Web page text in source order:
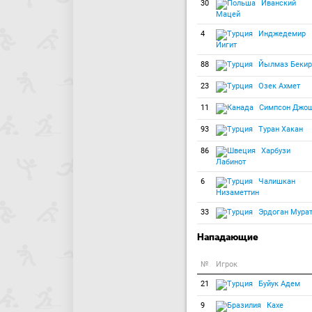
30
Иванский
Мацей
4
Инджедемир
Йигит
88 Йылмаз Бекир
23 Озек Ахмет
11 Симпсон
93 Туран Хакан
86
Харбузи
Лабинот
6
Чалишкан
Низаметтин
33 Эрдоган Мурат
Нападающие
№ Игрок
21 Буйук Адем
9 Кахе